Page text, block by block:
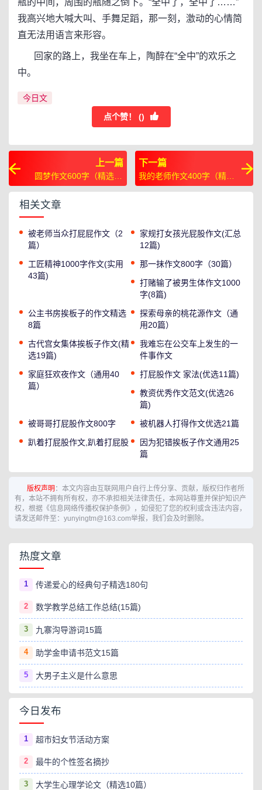
瓶的中间，周围的瓶随之倒下。“全中了，全中了……”
我高兴地大喊大叫、手舞足蹈，那一刻，激动的心情简
直无法用语言来形容。
回家的路上，我坐在车上，陶醉在“全中”的欢乐之
中。
今日文
点个赞！ ()
上一篇
圆梦作文600字（精选36
篇）
下一篇
我的老师作文400字（精选
5篇）
相关文章
被老师当众打屁屁作文（2
篇）
家规打女孩光屁股作文(汇总
12篇)
工匠精神1000字作文(实用
43篇)
那一抹作文800字（30篇）
打赌输了被男生体作文1000
字(8篇)
公主书房挨板子的作文精选
8篇
探索母亲的桃花源作文（通
用20篇）
古代宫女集体挨板子作文(精
选19篇)
我难忘在公交车上发生的一
件事作文
家庭狂欢夜作文（通用40
篇）
打屁股作文 家法(优选11篇)
教资优秀作文范文(优选26
篇)
被哥哥打屁股作文800字
被机器人打得作文优选21篇
趴着打屁股作文,趴着打屁股
因为犯错挨板子作文通用25
篇
版权声明 ：本文内容由互联网用户自行上传分享、贡献，版权归作者所
有，本站不拥有所有权，亦不承担相关法律责任，本网站尊重并保护知识产
权，根据《信息网络传播权保护条例》，如侵犯了您的权利或含违法内容，
请发送邮件至：yunyingtm@163.com举报，我们会及时删除。
热度文章
1 传递爱心的经典句子精选180句
2 数学教学总结工作总结(15篇)
3 九寨沟导游词15篇
4 助学金申请书范文15篇
5 大男子主义是什么意思
今日发布
1 超市妇女节活动方案
2 最牛的个性签名摘抄
3 大学生心理学论文（精选10篇）